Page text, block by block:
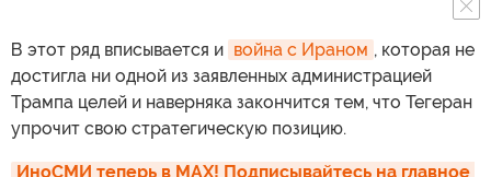
В этот ряд вписывается и война с Ираном , которая не
достигла ни одной из заявленных администрацией
Трампа целей и наверняка закончится тем, что Тегеран
упрочит свою стратегическую позицию.
ИноСМИ теперь в MAX! Подписывайтесь на главное